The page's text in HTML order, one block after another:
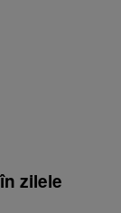
zilele